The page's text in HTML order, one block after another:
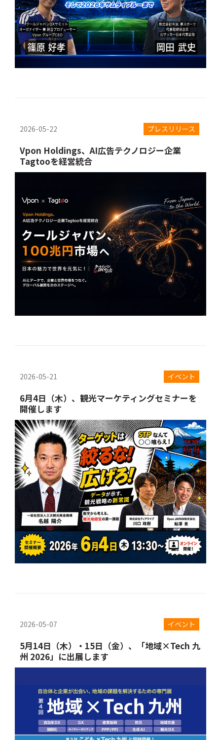
2026-05-22 プレスリリース
Vpon Holdings、AI広告テクノロジー企業
Tagtooを経営統合
2026-05-21 イベント
6月4日（木）、観光マーケティングセミナーを
開催します
2026-05-07 イベント
5月14日（木）・15日（金）、「地域×Tech 九
州 2026」に出展します